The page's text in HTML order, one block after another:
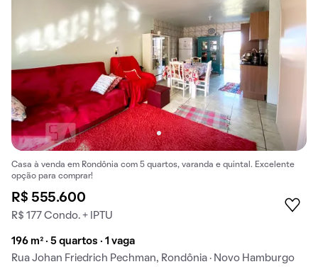
Casa à venda em Rondônia com 5 quartos, varanda e quintal. Excelente
opção para comprar!
R$ 555.600
R$ 177 Condo. + IPTU
196 m² · 5 quartos · 1 vaga
Rua Johan Friedrich Pechman, Rondônia · Novo Hamburgo